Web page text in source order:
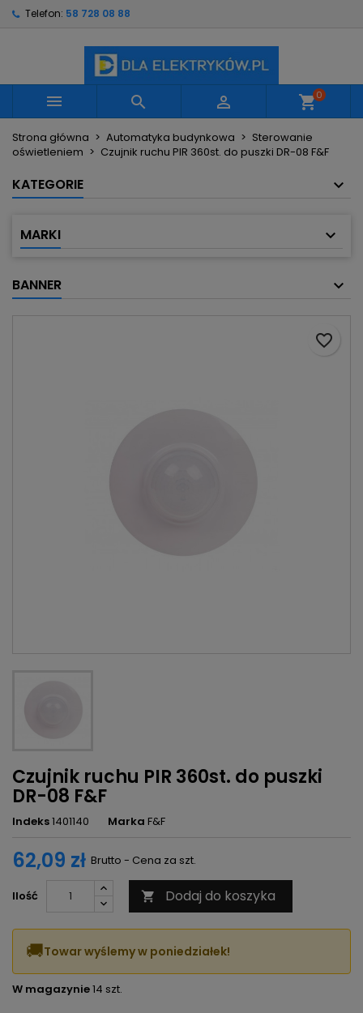
Telefon: 58 728 08 88
   shopping_cart0
Strona główna Automatyka budynkowa
Sterowanie
oświetleniem
Czujnik ruchu PIR 360st. do puszki DR-08 F&F
KATEGORIE
MARKI
BANNER
Czujnik ruchu PIR 360st. do puszki
DR-08 F&F
Indeks1401140 Marka F&F
62,09 zł Brutto - Cena za szt.
Ilość  Dodaj do koszyka
favorite_border
🚚Towar wyślemy w poniedziałek!
W magazynie14 szt.
Utwórz nową listę
Nazwa listy życzeń
Anuluj Utwórz listę życzeń
Musisz być zalogowany by zapisać produkty na
swojej liście życzeń.
Anuluj Zaloguj się